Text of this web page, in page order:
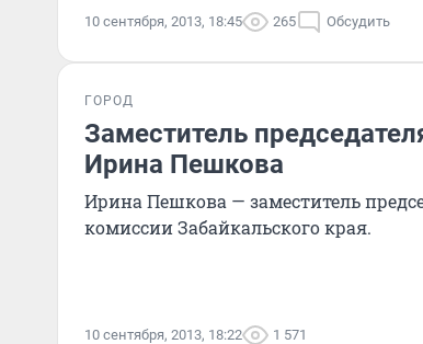
10 сентября, 2013, 18:45 265 Обсудить
ГОРОД
Заместитель
Ирина Пешкова
Ирина Пешкова — заместитель
комиссии Забайкальского края.
10 сентября, 2013, 18:22 1 571